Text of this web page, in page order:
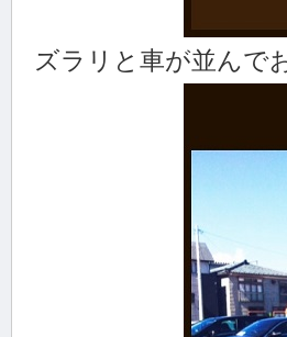
ズラリと車が並んで